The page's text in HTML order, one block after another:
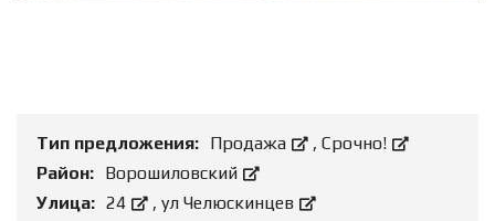
Тип предложения: Продажа , Срочно!
Район: Ворошиловский
Улица: 24 , ул Челюскинцев